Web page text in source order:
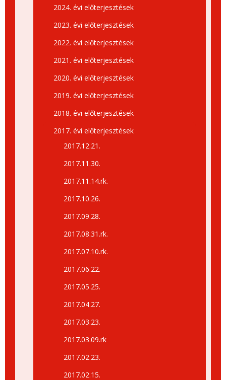
2024. évi előterjesztések
2023. évi előterjesztések
2022. évi előterjesztések
2021. évi előterjesztések
2020. évi előterjesztések
2019. évi előterjesztések
2018. évi előterjesztések
2017. évi előterjesztések
2017.12.21.
2017.11.30.
2017.11.14.rk.
2017.10.26.
2017.09.28.
2017.08.31.rk.
2017.07.10.rk.
2017.06.22.
2017.05.25.
2017.04.27.
2017.03.23.
2017.03.09.rk
2017.02.23.
2017.02.15.